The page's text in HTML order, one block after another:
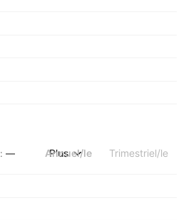
: — Annuel/le Trimestriel/le
Plus